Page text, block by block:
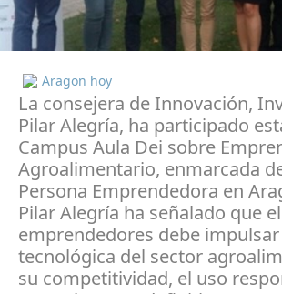
Aragon hoy
La consejera de Innovación,
Pilar Alegría, ha participado
Campus Aula Dei sobre
Agroalimentario, enmarcada
Persona Emprendedora en
Pilar Alegría ha señalado que
emprendedores debe
tecnológica del sector
su competitividad, el uso